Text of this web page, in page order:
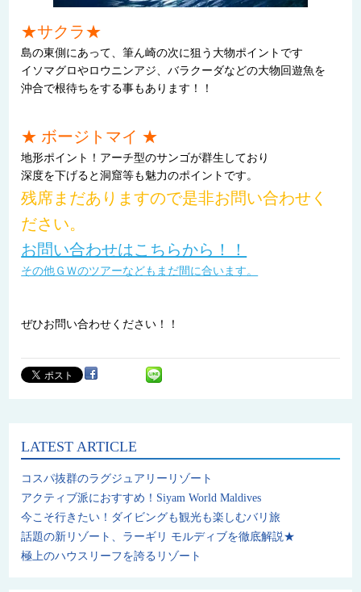
★サクラ★
島の東側にあって、筆ん崎の次に狙う大物ポイントです
イソマグロやロウニンアジ、バラクーダなどの大物回遊魚を
沖合で根待ちをする事もあります！！
★ ボージトマイ ★
地形ポイント！アーチ型のサンゴが群生しており
深度を下げると洞窟等も魅力のポイントです。
残席まだありますので是非お問い合わせく
ださい。
お問い合わせはこちらから！！
その他ＧＷのツアーなどもまだ間に合います。
ぜひお問い合わせください！！
LATEST ARTICLE
コスパ抜群のラグジュアリーリゾート
アクティブ派におすすめ！Siyam World Maldives
今こそ行きたい！ダイビングも観光も楽しむバリ旅
話題の新リゾート、ラーギリ モルディブを徹底解説★
極上のハウスリーフを誇るリゾート